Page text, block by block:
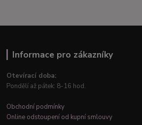
Informace pro zákazníky
Otevírací doba:
Pondělí až pátek: 8-16 hod.
Obchodní podmínky
Online odstoupení od kupní smlouvy